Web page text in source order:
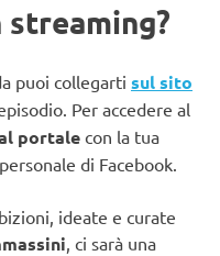
streaming?
puoi collegarti sul sito
Per accedere al
portalecon la tua
di Facebook.
ideate e curate
, ci sarà una